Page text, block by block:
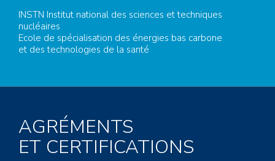
INSTN Institut national des sciences et techniques
nucléaires
Ecole de spécialisation des énergies bas carbone
et des technologies de la santé
AGRÉMENTS
ET CERTIFICATIONS